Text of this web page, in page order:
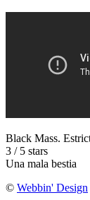
Black Mass.
3 / 5 stars
Una mala bestia
© Webbin' Design